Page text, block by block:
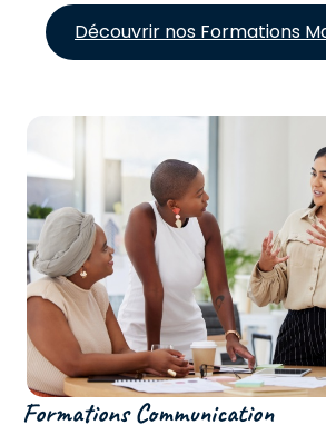
Découvrir nos Formations
Formations Communication